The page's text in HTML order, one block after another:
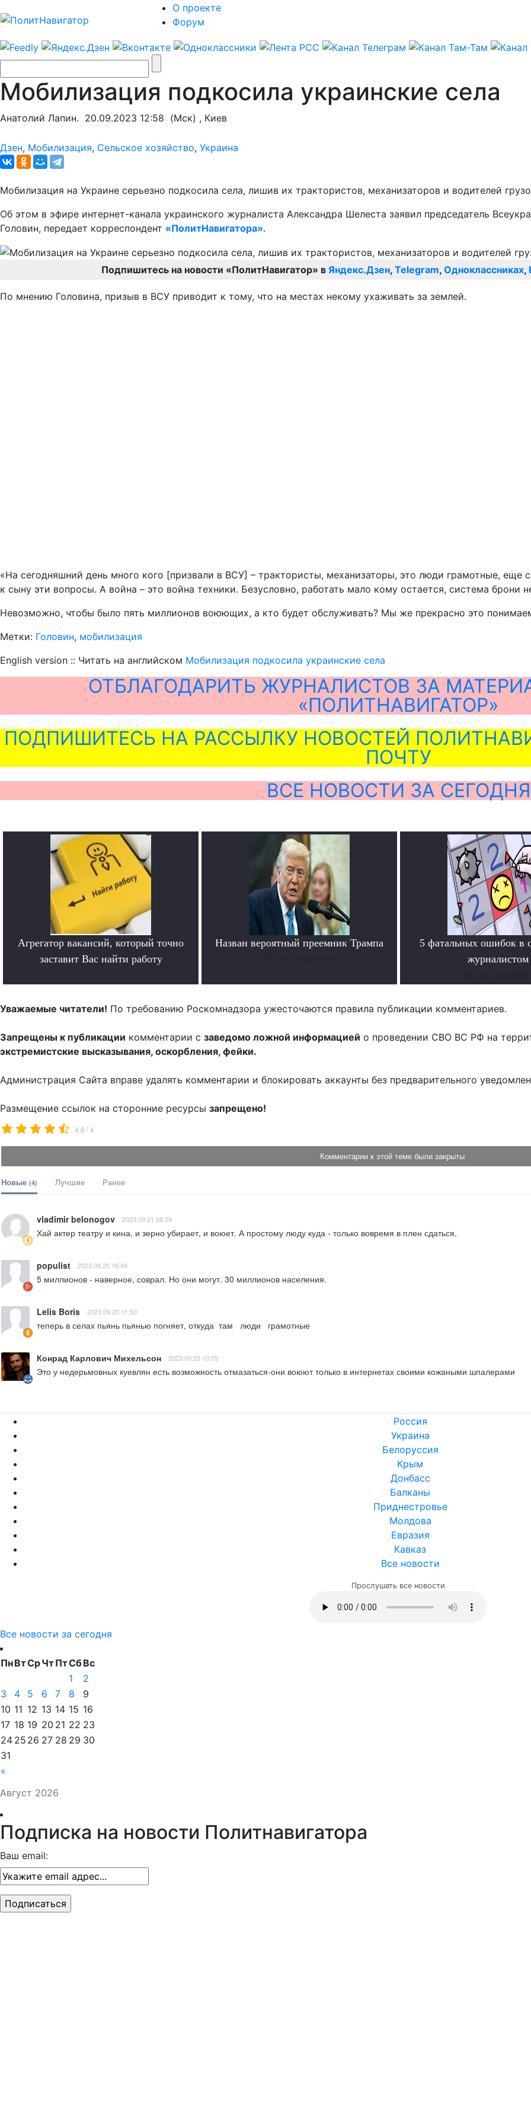
О проекте
Форум
Мобилизация подкосила украинские села
Анатолий Лапин. 20.09.2023 12:58 (Мск) , Киев
Дзен, Мобилизация, Сельское хозяйство, Украина
Мобилизация на Украине серьезно подкосила села, лишив их трактористов, механизаторов и водителей
Об этом в эфире интернет-канала украинского журналиста Александра Шелеста заявил председатель
Головин, передает корреспондент «ПолитНавигатора».
Подпишитесь на новости «ПолитНавигатор» в Яндекс.Дзен, Telegram, Одноклассниках,
По мнению Головина, призыв в ВСУ приводит к тому, что на местах некому ухаживать за землей.
«На сегодняшний день много кого [призвали в ВСУ] – трактористы, механизаторы, это люди грамотные, еще
к сыну эти вопросы. А война – это война техники. Безусловно, работать мало кому остается, система брони
Невозможно, чтобы было пять миллионов воюющих, а кто будет обслуживать? Мы же прекрасно это
Метки: Головин, мобилизация
English version :: Читать на английском Мобилизация подкосила украинские села
ОТБЛАГОДАРИТЬ ЖУРНАЛИСТОВ ЗА
«ПОЛИТНАВИГАТОР»
ПОДПИШИТЕСЬ НА РАССЫЛКУ НОВОСТЕЙ
ПОЧТУ
ВСЕ НОВОСТИ ЗА СЕГОДНЯ
Агрегатор вакансий, который точно
заставит Вас найти работу
Назван вероятный преемник Трампа
5 фатальных ошибок в
журналистом
Уважаемые читатели! По требованию Роскомнадзора ужесточаются правила публикации комментариев.
Запрещены к публикации комментарии с заведомо ложной информацией о проведении СВО ВС РФ на
экстремистские высказывания, оскорбления, фейки.
Администрация Сайта вправе удалять комментарии и блокировать аккаунты без предварительного
Размещение ссылок на сторонние ресурсы запрещено!
4.8 /4
Комментарии к этой теме были закрыты
Новые (4) Лучшие Ранее
vladimir belonogov 2023.09.21 08:29
Хай актер театру и кина, и зерно убирает, и воюет. А простому люду куда - только вовремя в плен сдаться.
populist 2023.09.20 16:49
5 миллионов - наверное, соврал. Но они могут. 30 миллионов населения.
Lelis Boris 2023.09.20 11:50
теперь в селах пьянь пьянью погняет, откуда  там   люди   грамотные
Конрад Карлович Михельсон 2023.09.20 10:05
Это у недерьмовных куевлян есть возможность отмазаться-они воюют только в интернетах своими кожаными шпалерами
Россия
Украина
Белоруссия
Крым
Донбасс
Балканы
Приднестровье
Молдова
Евразия
Кавказ
Все новости
Прослушать все новости
Все новости за сегодня
Август 2026
ПнВтСрЧтПтСбВс
«
1
2
3
4 5 6 7 8
9
10 11 12 13 14 15 16
17 18 19 20 21 22 23
24 25 26 27 28 29 30
31
Подписка на новости Политнавигатора
Ваш email: